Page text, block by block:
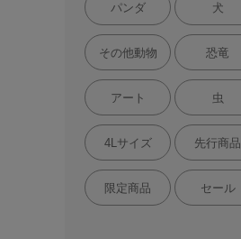
パンダ 犬
その他動物 恐竜
アート 虫
4Lサイズ 先行商品
限定商品 セール